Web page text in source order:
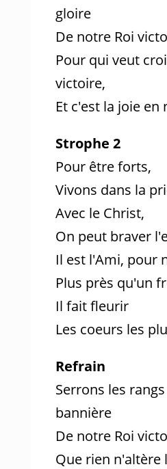
gloire
De notre Roi
Pour qui veut
victoire,
Et c'est la joie en
Strophe 2
Pour être forts,
Vivons dans la
Avec le Christ,
On peut braver
Il est l'Ami, pour
Plus près qu'un
Il fait fleurir
Les coeurs les
Refrain
Serrons les
bannière
De notre Roi
Que rien n'altère